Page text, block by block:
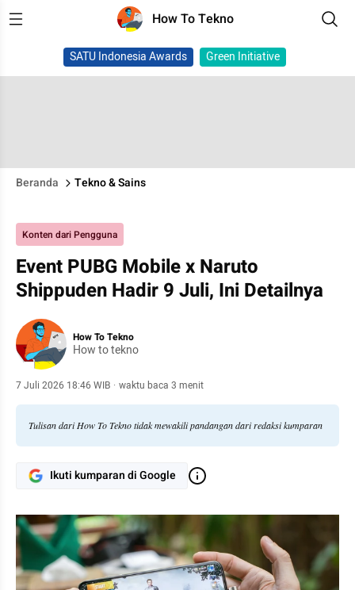
How To Tekno
SATU Indonesia Awards Green Initiative
Beranda Tekno & Sains
Konten dari Pengguna
Event PUBG Mobile x Naruto
Shippuden Hadir 9 Juli, Ini Detailnya
How To Tekno
How to tekno
7 Juli 2026 18:46 WIB · waktu baca 3 menit
Tulisan dari How To Tekno tidak mewakili pandangan dari redaksi kumparan
Ikuti kumparan di Google